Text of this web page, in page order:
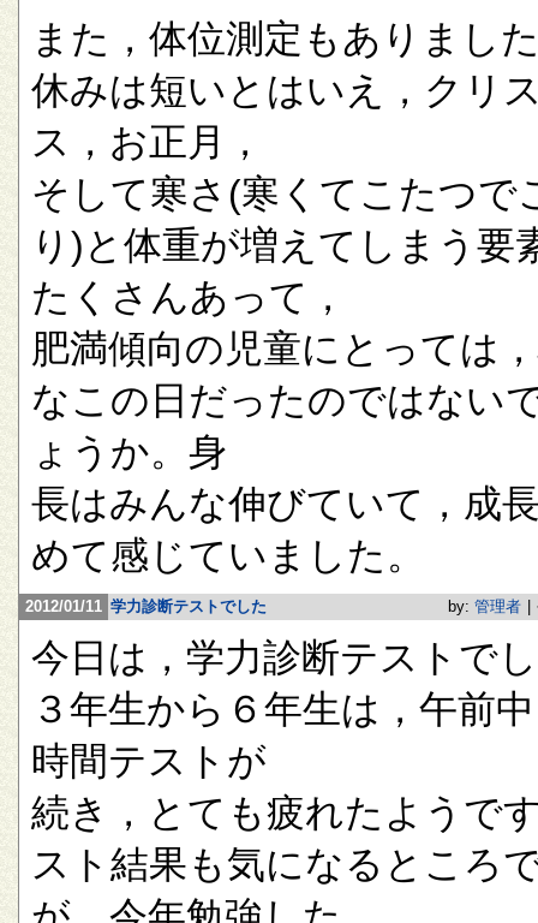
また，体位測定もありまし
休みは短いとはいえ，クリ
ス，お正月，
そして寒さ(寒くてこたつで
り)と体重が増えてしまう要
たくさんあって，
肥満傾向の児童にとっては
なこの日だったのではない
ょうか。身
長はみんな伸びていて，成
めて感じていました。
2012/01/11 学力診断テストでした by: 管理者
今日は，学力診断テストで
３年生から６年生は，午前
時間テストが
続き，とても疲れたようで
スト結果も気になるところ